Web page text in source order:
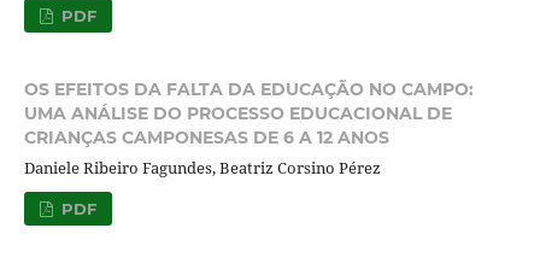
PDF
OS EFEITOS DA FALTA DA EDUCAÇÃO NO CAMPO:
UMA ANÁLISE DO PROCESSO EDUCACIONAL DE
CRIANÇAS CAMPONESAS DE 6 A 12 ANOS
Daniele Ribeiro Fagundes, Beatriz Corsino Pérez
PDF